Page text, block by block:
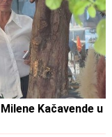
Kačavende u